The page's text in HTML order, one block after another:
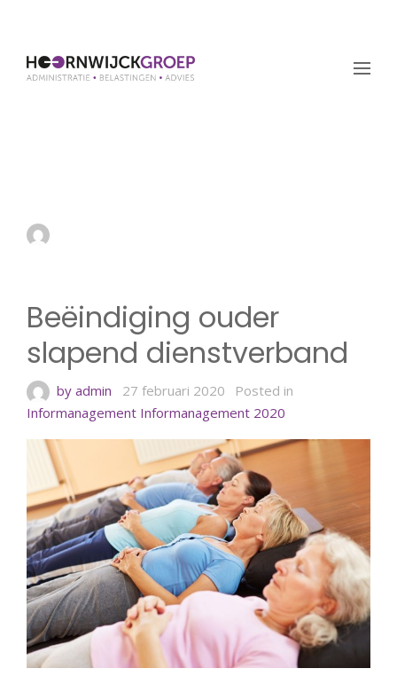
Beëindiging ouder
slapend dienstverband
by admin 27 februari 2020
Posted in
Informanagement Informanagement 2020